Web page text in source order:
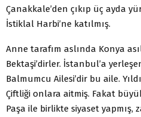
Çanakkale’den çıkıp üç ayda
İstiklal Harbi’ne katılmış.
Anne tarafım aslında Konya
Bektaşi’dirler. İstanbul’a
Balmumcu Ailesi’dir bu aile.
Çiftliği onlara aitmiş. Fakat
Paşa ile birlikte siyaset yapmış,